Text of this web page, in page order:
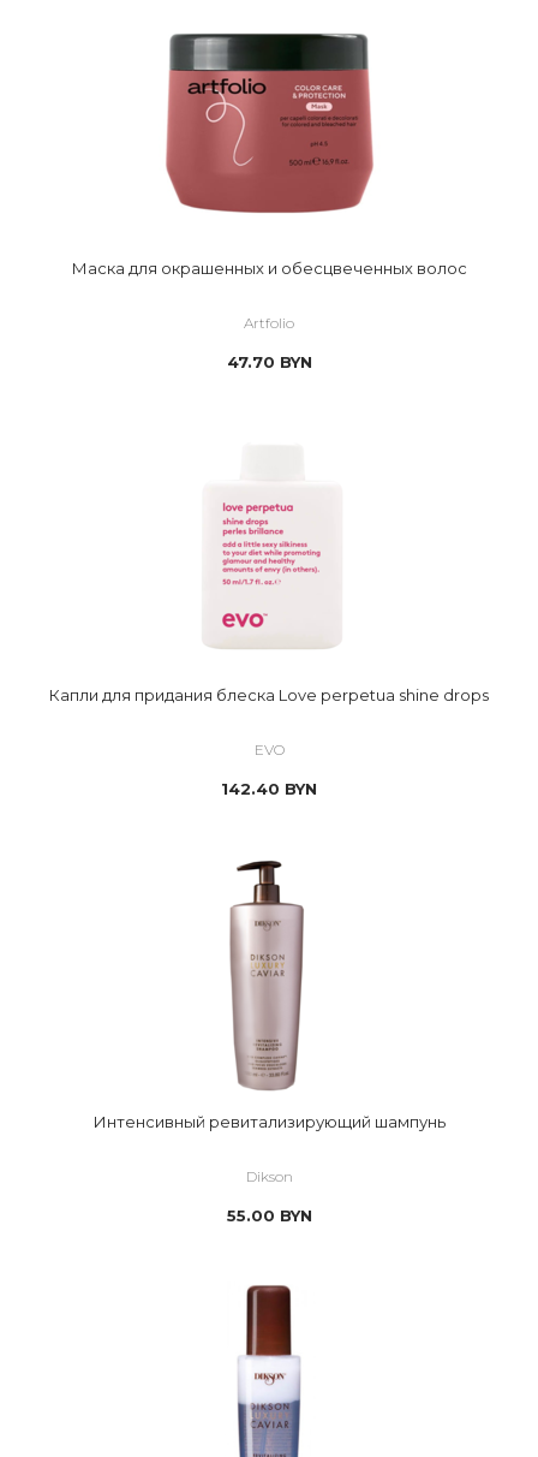
Маска для окрашенных и обесцвеченных волос
Artfolio
47.70 BYN
Капли для придания блеска Love perpetua shine drops
EVO
142.40 BYN
Интенсивный ревитализирующий шампунь
Dikson
55.00 BYN